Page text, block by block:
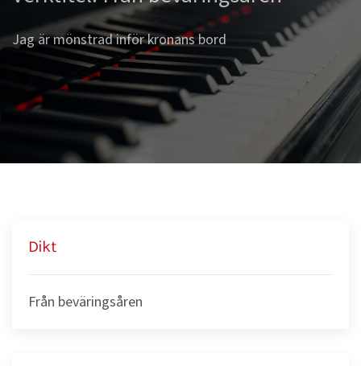
Jag är mönstrad inför kronans bord
Dikt
Från beväringsåren